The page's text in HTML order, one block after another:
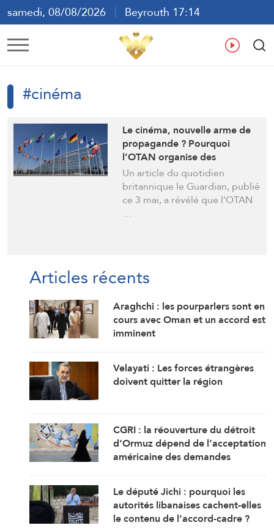
samedi, 08/08/2026
Beyrouth 17:14
ع
#cinéma
Le cinéma, nouvelle arme de
propagande ? Pourquoi
l’OTAN organise des
rencontres secrètes avec des
cinéastes
Un article du quotidien
britannique le Guardian, publié
ce 3 mai, a révélé que l’OTAN
…
Articles récents
Araghchi : les pourparlers sont en
cours avec Oman et un accord est
imminent
Velayati : Les forces étrangères
doivent quitter la région
CGRI : la réouverture du détroit
d’Ormuz dépend de l’acceptation
américaine des demandes
Le député Jichi : pourquoi les
autorités libanaises cachent-elles
le contenu de l’accord-cadre ?